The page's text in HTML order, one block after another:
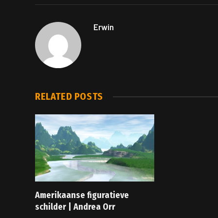
Erwin
RELATED POSTS
Amerikaanse figuratieve
schilder | Andrea Orr